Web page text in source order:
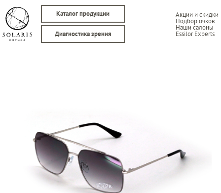
Каталог продукции Акции и скидки
Подбор очков
Наши салоны
Essilor Experts
Диагностика зрения